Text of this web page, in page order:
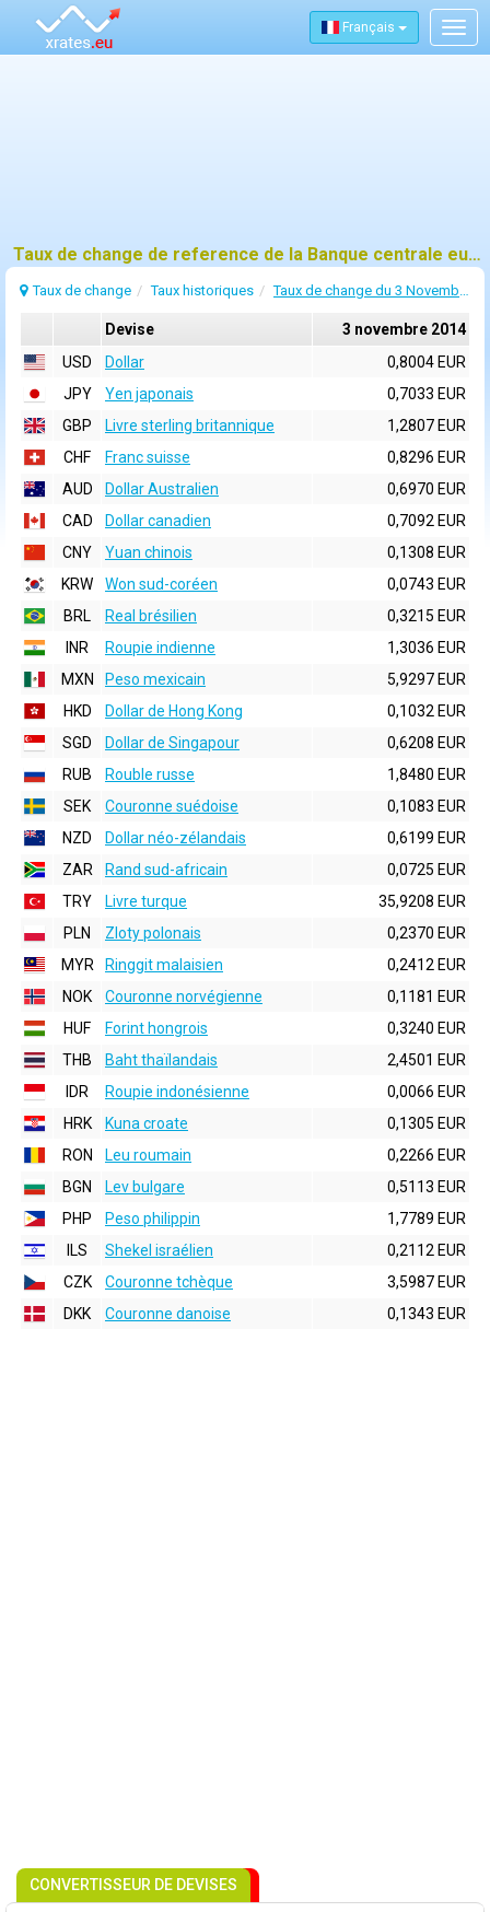
Français
Taux de change de reference de la Banque centrale europeenne (BCE) pour 3 novembre 2014
Taux de change Taux historiques Taux de change du 3 Novembre 2014
Devise
3 novembre 2014
USD
Dollar
0,8004 EUR
JPY
Yen japonais
0,7033 EUR
GBP
Livre sterling britannique
1,2807 EUR
CHF
Franc suisse
0,8296 EUR
AUD
Dollar Australien
0,6970 EUR
CAD
Dollar canadien
0,7092 EUR
CNY
Yuan chinois
0,1308 EUR
KRW
Won sud-coréen
0,0743 EUR
BRL
Real brésilien
0,3215 EUR
INR
Roupie indienne
1,3036 EUR
MXN
Peso mexicain
5,9297 EUR
HKD
Dollar de Hong Kong
0,1032 EUR
SGD
Dollar de Singapour
0,6208 EUR
RUB
Rouble russe
1,8480 EUR
SEK
Couronne suédoise
0,1083 EUR
NZD
Dollar néo-zélandais
0,6199 EUR
ZAR
Rand sud-africain
0,0725 EUR
TRY
Livre turque
35,9208 EUR
PLN
Zloty polonais
0,2370 EUR
MYR
Ringgit malaisien
0,2412 EUR
NOK
Couronne norvégienne
0,1181 EUR
HUF
Forint hongrois
0,3240 EUR
THB
Baht thaïlandais
2,4501 EUR
IDR
Roupie indonésienne
0,0066 EUR
HRK
Kuna croate
0,1305 EUR
RON
Leu roumain
0,2266 EUR
BGN
Lev bulgare
0,5113 EUR
PHP
Peso philippin
1,7789 EUR
ILS
Shekel israélien
0,2112 EUR
CZK
Couronne tchèque
3,5987 EUR
DKK
Couronne danoise 0,1343 EUR
CONVERTISSEUR DE DEVISES